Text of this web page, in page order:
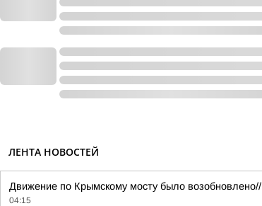
ЛЕНТА НОВОСТЕЙ
Движение по Крымскому мосту было возобновлено//
04:15